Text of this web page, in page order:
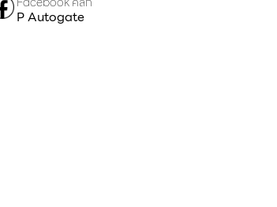
P Autogate